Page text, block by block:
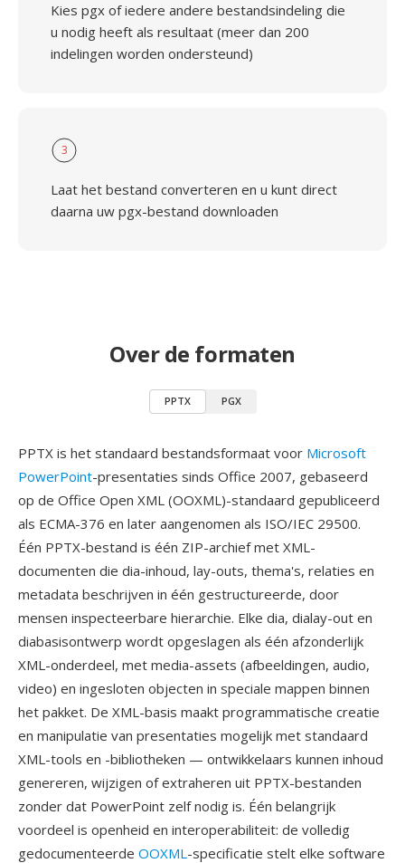
Kies pgx of iedere andere bestandsindeling die
u nodig heeft als resultaat (meer dan 200
indelingen worden ondersteund)
3
Laat het bestand converteren en u kunt direct
daarna uw pgx-bestand downloaden
Over de formaten
PPTX PGX
PPTX is het standaard bestandsformaat voor Microsoft
PowerPoint-presentaties sinds Office 2007, gebaseerd
op de Office Open XML (OOXML)-standaard gepubliceerd
als ECMA-376 en later aangenomen als ISO/IEC 29500.
Één PPTX-bestand is één ZIP-archief met XML-
documenten die dia-inhoud, lay-outs, thema's, relaties en
metadata beschrijven in één gestructureerde, door
mensen inspecteerbare hierarchie. Elke dia, dialay-out en
diabasisontwerp wordt opgeslagen als één afzonderlijk
XML-onderdeel, met media-assets (afbeeldingen, audio,
video) en ingesloten objecten in speciale mappen binnen
het pakket. De XML-basis maakt programmatische creatie
en manipulatie van presentaties mogelijk met standaard
XML-tools en -bibliotheken — ontwikkelaars kunnen inhoud
genereren, wijzigen of extraheren uit PPTX-bestanden
zonder dat PowerPoint zelf nodig is. Één belangrijk
voordeel is openheid en interoperabiliteit: de volledig
gedocumenteerde OOXML-specificatie stelt elke software